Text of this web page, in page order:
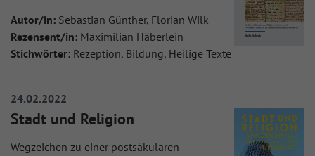
Autor/in: Sebastian Günther, Florian Wilk
Rezensent/in: Maximilian Häberlein
Stichwörter: Rezeption, Bildung, Heilige Texte
24.02.2022
Stadt und Religion
Wegzeichen zu einer postsäkularen